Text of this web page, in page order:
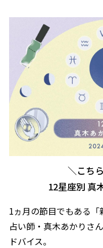
＼こち
12星座別 真
1ヵ月の節目でもある「
占い師・真木あかりさ
ドバイス。